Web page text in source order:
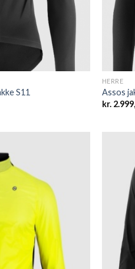
S11
HERRE
Assos
kr.